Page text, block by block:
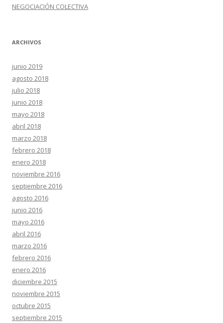
NEGOCIACIÓN COLECTIVA
ARCHIVOS
junio 2019
agosto 2018
julio 2018
junio 2018
mayo 2018
abril 2018
marzo 2018
febrero 2018
enero 2018
noviembre 2016
septiembre 2016
agosto 2016
junio 2016
mayo 2016
abril 2016
marzo 2016
febrero 2016
enero 2016
diciembre 2015
noviembre 2015
octubre 2015
septiembre 2015